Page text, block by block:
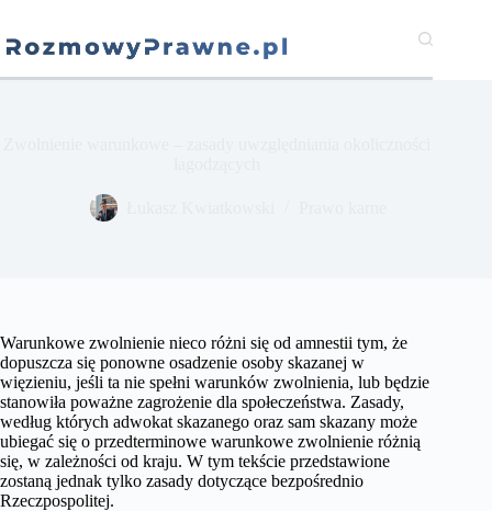
treści
Warunkowe zwolnienie nieco różni się od amnestii tym, że
dopuszcza się ponowne osadzenie osoby skazanej w
więzieniu, jeśli ta nie spełni warunków zwolnienia, lub będzie
stanowiła poważne zagrożenie dla społeczeństwa. Zasady,
według których adwokat skazanego oraz sam skazany może
ubiegać się o przedterminowe warunkowe zwolnienie różnią
się, w zależności od kraju. W tym tekście przedstawione
zostaną jednak tylko zasady dotyczące bezpośrednio
Rzeczpospolitej.